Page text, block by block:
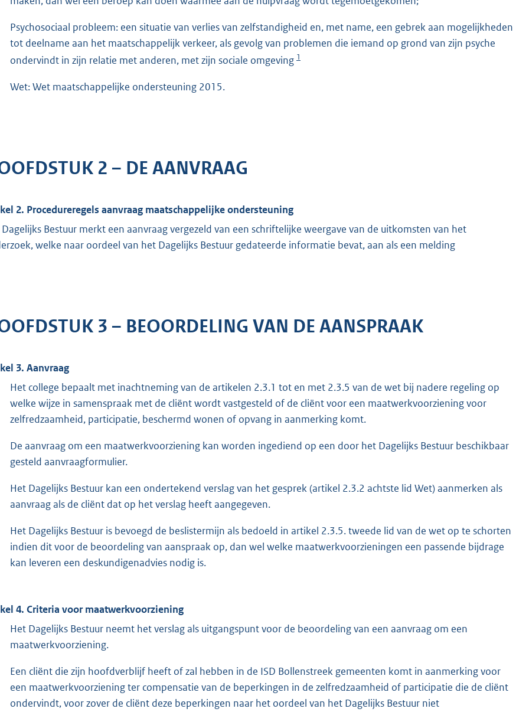
Psychosociaal probleem: een situatie van verlies van zelfstandigheid en, met name, een gebrek aan mogelijkheden
tot deelname aan het maatschappelijk verkeer, als gevolg van problemen die iemand op grond van zijn psyche
ondervindt in zijn relatie met anderen, met zijn sociale omgeving 1
Wet: Wet maatschappelijke ondersteuning 2015.
2 – DE AANVRAAG
2. Procedureregels aanvraag maatschappelijke ondersteuning
Bestuur merkt een aanvraag vergezeld van een schriftelijke weergave van de uitkomsten van het
welke naar oordeel van het Dagelijks Bestuur gedateerde informatie bevat, aan als een melding
3 – BEOORDELING VAN DE AANSPRAAK
3. Aanvraag
Het college bepaalt met inachtneming van de artikelen 2.3.1 tot en met 2.3.5 van de wet bij nadere regeling op
welke wijze in samenspraak met de cliënt wordt vastgesteld of de cliënt voor een maatwerkvoorziening voor
zelfredzaamheid, participatie, beschermd wonen of opvang in aanmerking komt.
De aanvraag om een maatwerkvoorziening kan worden ingediend op een door het Dagelijks Bestuur beschikbaar
gesteld aanvraagformulier.
Het Dagelijks Bestuur kan een ondertekend verslag van het gesprek (artikel 2.3.2 achtste lid Wet) aanmerken als
aanvraag als de cliënt dat op het verslag heeft aangegeven.
Het Dagelijks Bestuur is bevoegd de beslistermijn als bedoeld in artikel 2.3.5. tweede lid van de wet op te schorten
indien dit voor de beoordeling van aanspraak op, dan wel welke maatwerkvoorzieningen een passende bijdrage
kan leveren een deskundigenadvies nodig is.
4. Criteria voor maatwerkvoorziening
Het Dagelijks Bestuur neemt het verslag als uitgangspunt voor de beoordeling van een aanvraag om een
maatwerkvoorziening.
Een cliënt die zijn hoofdverblijf heeft of zal hebben in de ISD Bollenstreek gemeenten komt in aanmerking voor
een maatwerkvoorziening ter compensatie van de beperkingen in de zelfredzaamheid of participatie die de cliënt
ondervindt, voor zover de cliënt deze beperkingen naar het oordeel van het Dagelijks Bestuur niet